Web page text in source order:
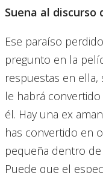
Suena al discurso
Ese paraíso
pregunto en la
respuestas en ella,
le habrá
él. Hay una ex
has convertido en
pequeña dentro de
Puede que el